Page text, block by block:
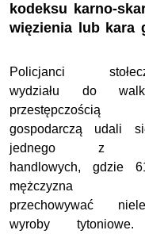
kodeksu karno-
więzienia lub kara
Policjanci
wydziału do
przestępczością
gospodarczą udali
jednego z
handlowych, gdzie
mężczyzna
przechowywać
wyroby